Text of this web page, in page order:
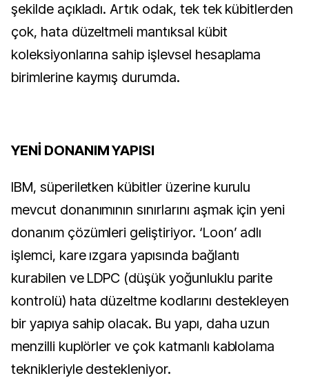
şekilde açıkladı. Artık odak, tek tek kübitlerden
çok, hata düzeltmeli mantıksal kübit
koleksiyonlarına sahip işlevsel hesaplama
birimlerine kaymış durumda.
YENİ DONANIM YAPISI
IBM, süperiletken kübitler üzerine kurulu
mevcut donanımının sınırlarını aşmak için yeni
donanım çözümleri geliştiriyor. ‘Loon’ adlı
işlemci, kare ızgara yapısında bağlantı
kurabilen ve LDPC (düşük yoğunluklu parite
kontrolü) hata düzeltme kodlarını destekleyen
bir yapıya sahip olacak. Bu yapı, daha uzun
menzilli kuplörler ve çok katmanlı kablolama
teknikleriyle destekleniyor.